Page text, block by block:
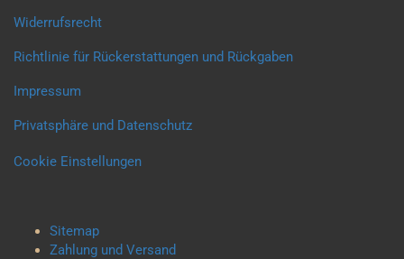
Widerrufsrecht
Richtlinie für Rückerstattungen und Rückgaben
Impressum
Privatsphäre und Datenschutz
Cookie Einstellungen
Sitemap
Zahlung und Versand